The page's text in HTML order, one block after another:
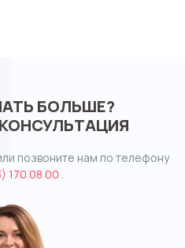
БОЛЬШЕ?
КОНСУЛЬТАЦИЯ
позвоните нам по телефону
170 08 00